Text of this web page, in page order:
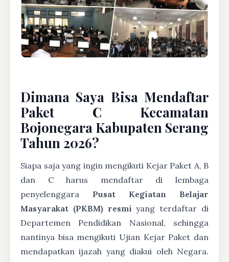
Dimana Saya Bisa Mendaftar
Paket C Kecamatan
Bojonegara Kabupaten Serang
Tahun 2026?
Siapa saja yang ingin mengikuti Kejar Paket A, B
dan C harus mendaftar di lembaga
penyelenggara Pusat Kegiatan Belajar
Masyarakat (PKBM) resmi yang terdaftar di
Departemen Pendidikan Nasional, sehingga
nantinya bisa mengikuti Ujian Kejar Paket dan
mendapatkan ijazah yang diakui oleh Negara.